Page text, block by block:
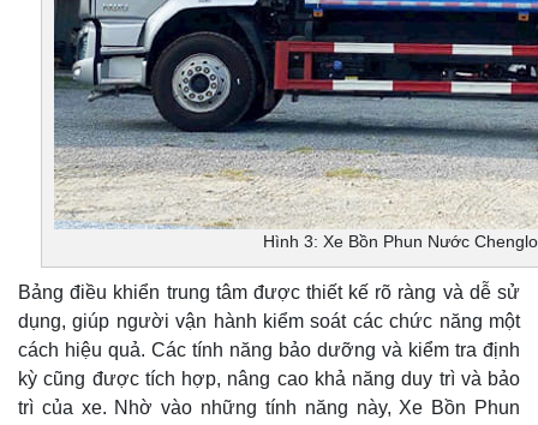
Hình 3: Xe Bồn Phun Nước
Bảng điều khiển trung tâm được thiết kế rõ ràng và dễ sử
dụng, giúp người vận hành kiểm soát các chức năng một
cách hiệu quả. Các tính năng bảo dưỡng và kiểm tra định
kỳ cũng được tích hợp, nâng cao khả năng duy trì và bảo
trì của xe. Nhờ vào những tính năng này, Xe Bồn Phun